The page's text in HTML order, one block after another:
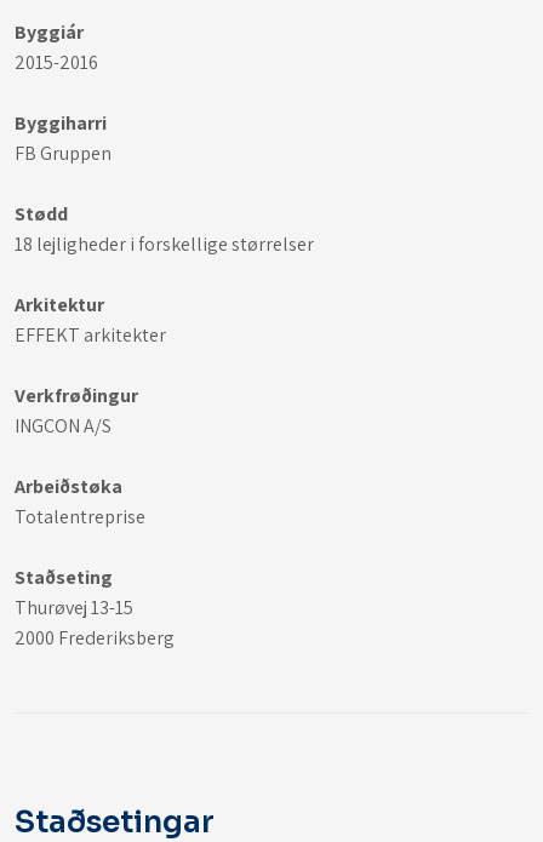
Byggiár
2015-2016
Byggiharri
FB Gruppen
Stødd
18 lejligheder i forskellige størrelser
Arkitektur
EFFEKT arkitekter
​Verkfrøðingur
INGCON A/S
Arbeiðstøka
Totalentreprise
Staðseting
Thurøvej 13-15
2000 Frederiksberg
Staðsetingar